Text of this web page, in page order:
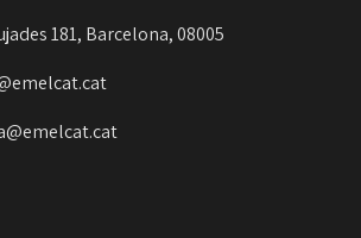
181, Barcelona, 08005